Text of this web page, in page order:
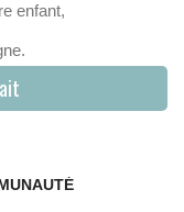
enfant,